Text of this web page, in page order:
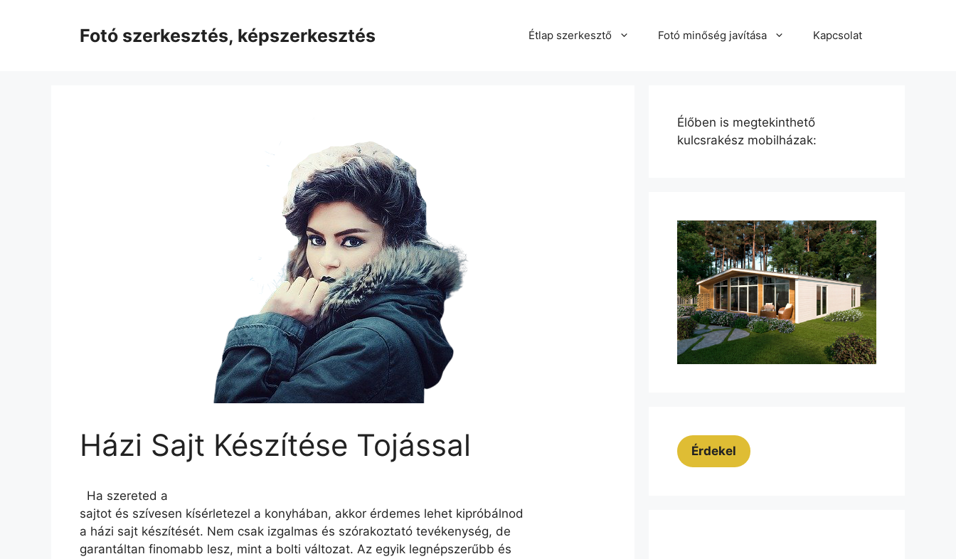
Fotó szerkesztés, képszerkesztés Étlap szerkesztő Fotó minőség javítása Kapcsolat
Házi Sajt Készítése Tojással
Ha szereted a
sajtot és szívesen kísérletezel a konyhában, akkor érdemes lehet kipróbálnod
a házi sajt készítését. Nem csak izgalmas és szórakoztató tevékenység, de
garantáltan finomabb lesz, mint a bolti változat. Az egyik legnépszerűbb és
Élőben is megtekinthető
kulcsrakész mobilházak:
Érdekel